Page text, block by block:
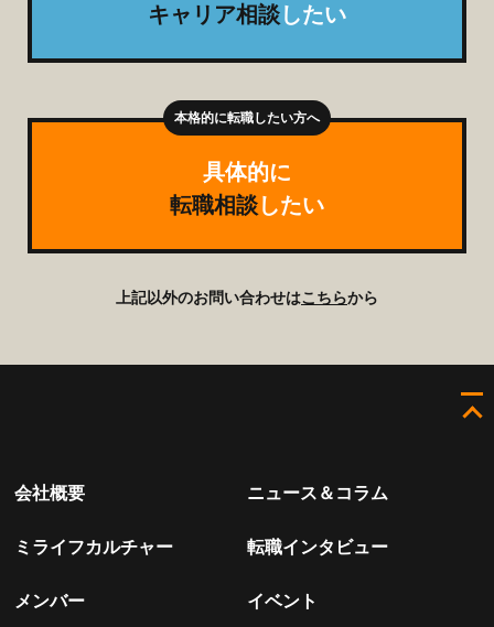
キャリア相談したい
具体的に
転職相談したい
上記以外のお問い合わせはこちらから
会社概要
ミライフカルチャー
メンバー
ニュース＆コラム
転職インタビュー
イベント